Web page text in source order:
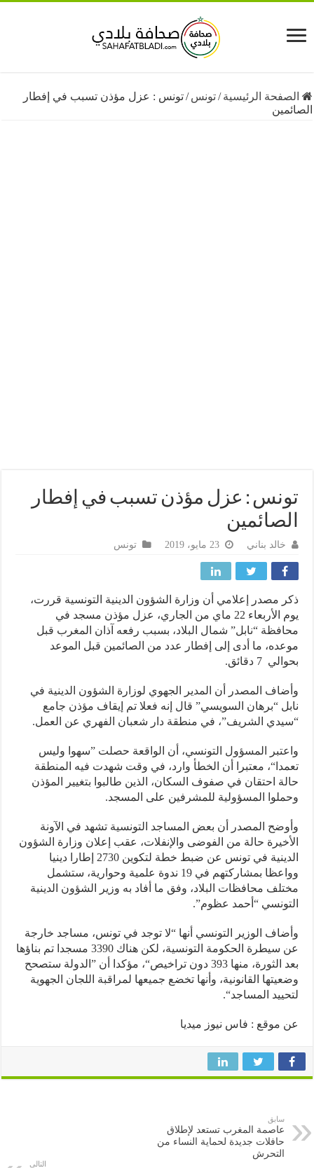
الرئيسية /تونس /تونس : عزل مؤذن تسبب في إفطار
: عزل مؤذن تسبب في إفطار
خالد بناني تونس
مصدر إعلامي أن وزارة الشؤون الدينية التونسية قررت،
يوم الأربعاء 22 ماي من الجاري، عزل مؤذن مسجد في
“نابل” شمال البلاد، بسبب رفعه آذان المغرب قبل
ما أدى إلى إفطار عدد من الصائمين قبل الموعد
7 دقائق.
المصدر أن المدير الجهوي لوزارة الشؤون الدينية في
“برهان السويسي” قال إنه فعلا تم إيقاف مؤذن جامع
الشريف”، في منطقة دار شعبان الفهري عن العمل.
المسؤول التونسي، أن الواقعة حصلت ”سهوا وليس
معتبرا أن الخطأ وارد، في وقت شهدت فيه المنطقة
احتقان في صفوف السكان، الذين طالبوا بتغيير المؤذن
المسؤولية للمشرفين على المسجد.
المصدر أن بعض المساجد التونسية تشهد في الآونة
حالة من الفوضى والإنفلات، عقب إعلان وزارة الشؤون
الدينية في تونس عن ضبط خطة لتكوين 2730 إطارا دينيا
وواعظا بمشاركتهم في 19 ندوة علمية وحوارية، ستشمل
محافظات البلاد، وفق ما أفاد به وزير الشؤون الدينية
“أحمد عظوم”.
الوزير التونسي أنها “لا توجد في تونس، مساجد خارجة
عن سيطرة الحكومة التونسية، لكن هناك 3390 مسجدا تم بناؤها
بعد الثورة، منها 393 دون تراخيص“، مؤكدا أن ”الدولة ستصحح
القانونية، وأنها تخضع جميعها لمراقبة اللجان الجهوية
المساجد“.
موقع : فاس نيوز ميديا
عاصمة المغرب تستعد لإطلاق
حافلات جديدة لحماية النساء من
التحرش